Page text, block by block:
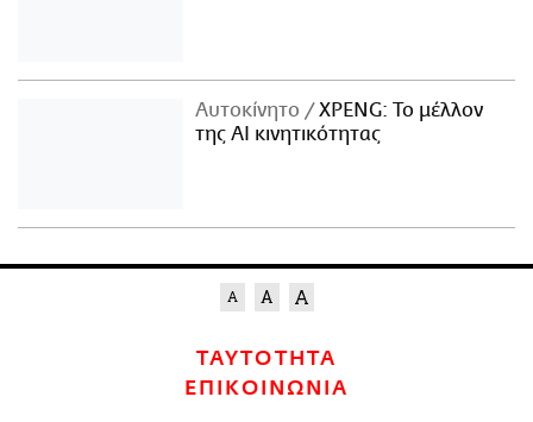
Αυτοκίνητο
XPENG: Το μέλλον
της AI κινητικότητας
ΤΑΥΤΟΤΗΤΑ
ΕΠΙΚΟΙΝΩΝΙΑ